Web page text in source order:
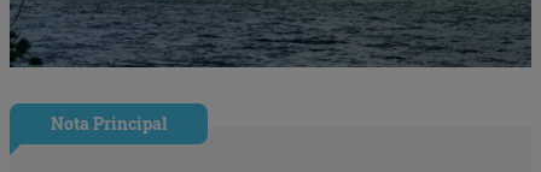
Nota Principal